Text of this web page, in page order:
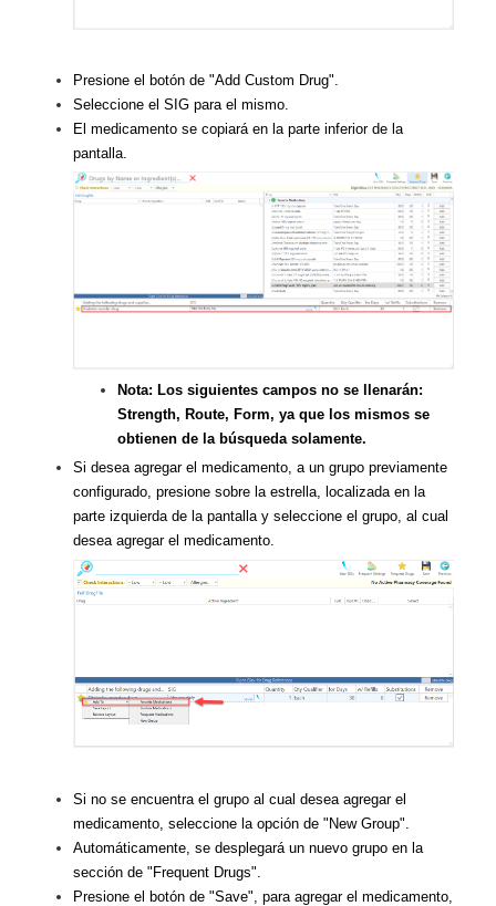
Presione el botón de "Add Custom Drug".
Seleccione el SIG para el mismo.
El medicamento se copiará en la parte inferior de la
pantalla.
Nota: Los siguientes campos no se llenarán:
Strength, Route, Form, ya que los mismos se
obtienen de la búsqueda solamente.
Si desea agregar el medicamento, a un grupo previamente
configurado, presione sobre la estrella, localizada en la
parte izquierda de la pantalla y seleccione el grupo, al cual
desea agregar el medicamento.
Si no se encuentra el grupo al cual desea agregar el
medicamento, seleccione la opción de "New Group".
Automáticamente, se desplegará un nuevo grupo en la
sección de "Frequent Drugs".
Presione el botón de "Save", para agregar el medicamento,